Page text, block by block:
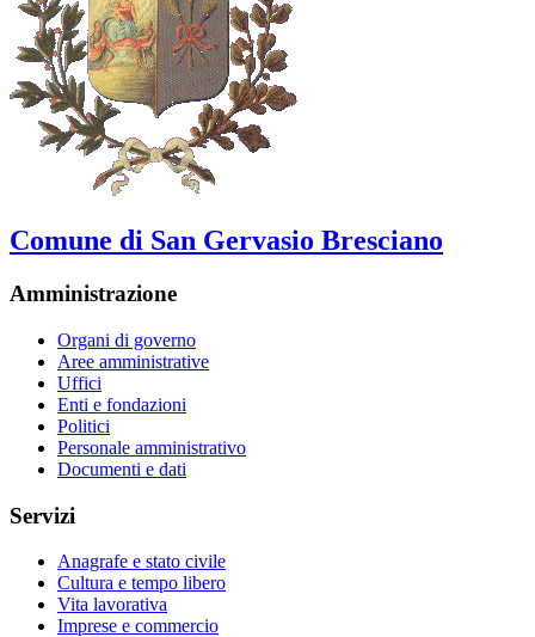
Comune di San Gervasio Bresciano
Amministrazione
Organi di governo
Aree amministrative
Uffici
Enti e fondazioni
Politici
Personale amministrativo
Documenti e dati
Servizi
Anagrafe e stato civile
Cultura e tempo libero
Vita lavorativa
Imprese e commercio